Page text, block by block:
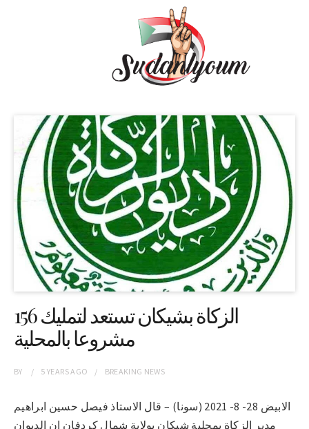
الزكاة بشيكان تستعد لتمليك 156
مشروعا بالمحلية
BY 5 YEARSAGO BREAKING NEWS
الابيض 28- 8- 2021 (سونا) – قال الاستاذ فيصل حسين ابراهيم
مدير الزكاة بمحلية شيكان بولاية شمال كردفان ان الديوان